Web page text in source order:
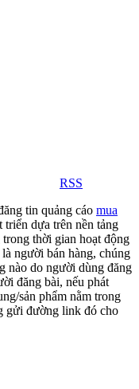
RSS
tin quảng cáo mua
dựa trên nền tảng
thời gian hoạt động
người bán hàng, chúng
nào do người dùng đăng
đăng bài, nếu phát
sản phẩm nằm trong
gửi đường link đó cho